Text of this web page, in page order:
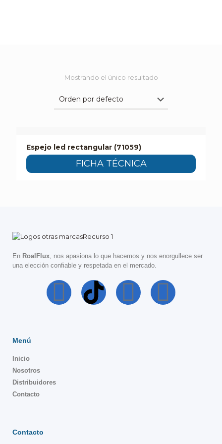
Mostrando el único resultado
Espejo led rectangular (71059)
FICHA TÉCNICA
En RoalFlux, nos apasiona lo que hacemos y nos enorgullece ser
una elección confiable y respetada en el mercado.
Menú
Inicio
Nosotros
Distribuidores
Contacto
Contacto